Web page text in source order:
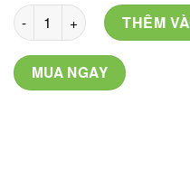
Mã: Kẻ Ô Vàng số lượng
THÊM
MUA NGAY